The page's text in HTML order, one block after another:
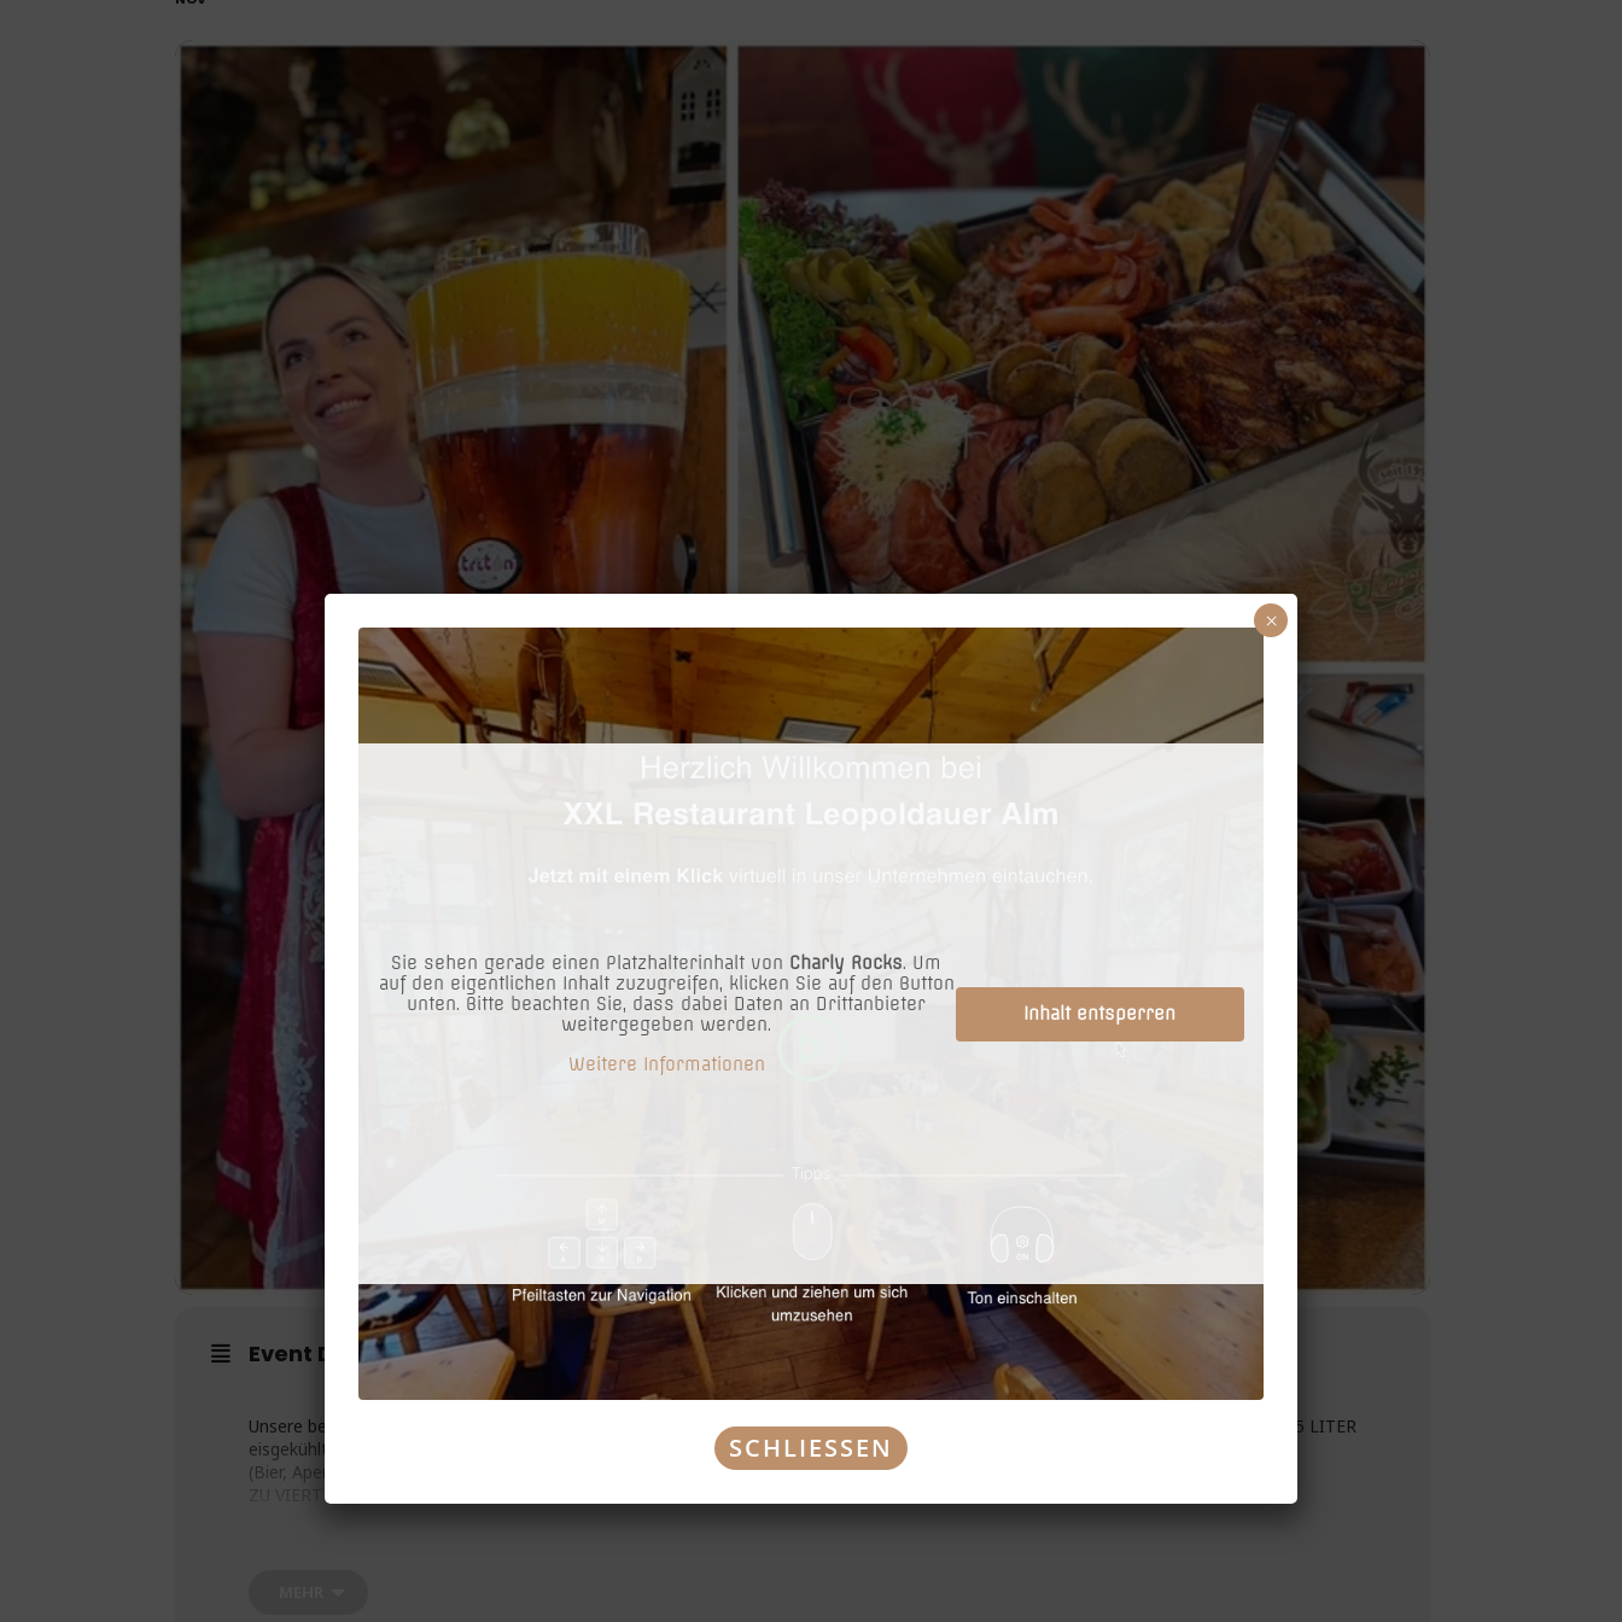
Event Details
Unsere berühmte „Mistgabel des Schreckens“ oder unsere neue „Bergbauernplatte“ reicht locker für 4/5 Personen und dazu noch ein 5 LITER
eisgekühlter Getränke Tower deiner Wahl
(Bier, Aperol, Hugo, Spritzwein, Alkoholfrei usw.)
ZU VIERT ZUM WIRT“ !!!
Sie sehen gerade einen Platzhalterinhalt von Charly Rocks. Um
auf den eigentlichen Inhalt zuzugreifen, klicken Sie auf den Button
unten. Bitte beachten Sie, dass dabei Daten an Drittanbieter
weitergegeben werden.
Weitere Informationen
Inhalt entsperren
SCHLIESSEN
×